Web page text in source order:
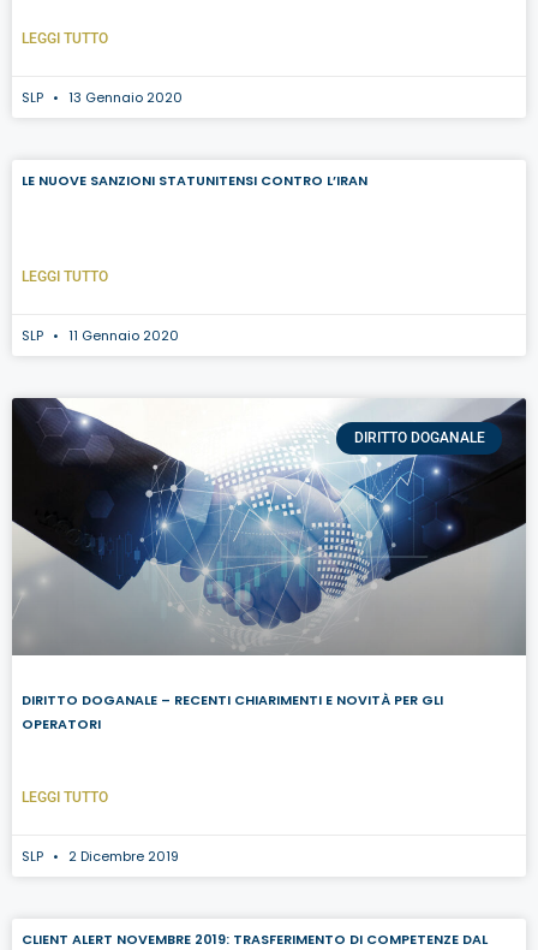
LEGGI TUTTO
SLP 13 Gennaio 2020
LE NUOVE SANZIONI STATUNITENSI CONTRO L’IRAN
LEGGI TUTTO
SLP 11 Gennaio 2020
DIRITTO DOGANALE
DIRITTO DOGANALE – RECENTI CHIARIMENTI E NOVITÀ PER GLI
OPERATORI
LEGGI TUTTO
SLP 2 Dicembre 2019
CLIENT ALERT NOVEMBRE 2019: TRASFERIMENTO DI COMPETENZE DAL